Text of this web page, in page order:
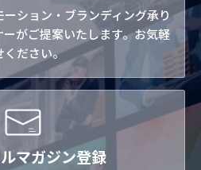
ション・ブランディング承り
がご提案いたします。お気軽
ください。
マガジン登録